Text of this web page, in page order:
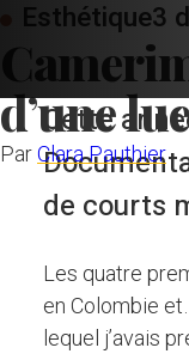
Esthétique3
d’une
ParClara Pauthier
Cette
de courts
Les quatre
en Colombie
lequel j’avais